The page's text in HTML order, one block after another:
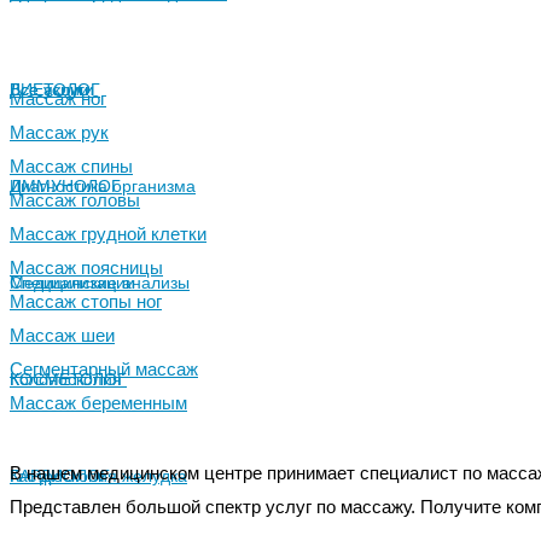
Все услуги
Диагностика организма
Медицинские анализы
Колоноскопия
Гастроскопия желудка
ДИЕТОЛОГ
ИММУНОЛОГ
Специализации
КОСМЕТОЛОГ
КАРДИОЛОГ
Все акции
Массаж ног
Массаж рук
Массаж спины
Массаж головы
Массаж грудной клетки
Массаж поясницы
Массаж стопы ног
Массаж шеи
Сегментарный массаж
Массаж беременным
В нашем медицинском центре принимает специалист по
Представлен большой спектр услуг по массажу. Получите